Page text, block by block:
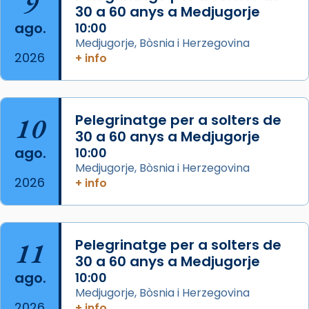
2 weeks ago
Aquest dilluns, 27 de juliol, ha tingut lloc la
missa d’acció de gràcies en agraïment al
comitè organitzador de la visita apostòlica
del Sant Pare Lleó XIV a Barcelona, i als
col·laboradors, a la Catedral de Barcelona.
L’arquebisbe de Barcelona, el cardenal Joan
Josep Omella, ha presidit la missa i l’ha
concelebrat el bisbe auxiliar de Barcelona,
Mons. David Abadías.
📸 Dr. G. Simón
Foto
View on Facebook · Share
Arquebisbat de Barcelona
2 weeks ago
ago.
2026
30 a 60 anys a Medjugorje
10:00
Medjugorje, Bòsnia i Herzegovina
+ info
10
ago.
2026
Pelegrinatge per a solters de
30 a 60 anys a Medjugorje
10:00
Medjugorje, Bòsnia i Herzegovina
+ info
11
ago.
Pelegrinatge per a solters de
30 a 60 anys a Medjugorje
10:00
Medjugorje, Bòsnia i Herzegovina